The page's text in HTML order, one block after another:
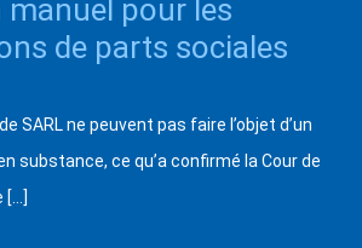
manuel pour les
de parts sociales
SARL ne peuvent pas faire l’objet d’un
substance, ce qu’a confirmé la Cour de
[…]